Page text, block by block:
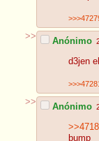
>> Anónimo
d3jen
>> Anónimo
bump